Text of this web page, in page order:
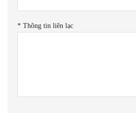
* Thông tin liên lạc